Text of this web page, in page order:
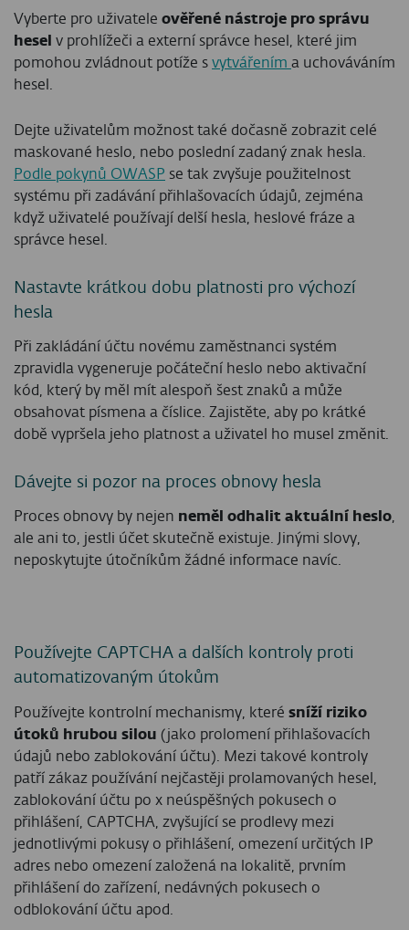
Vyberte pro uživatele ověřené nástroje pro správu
hesel v prohlížeči a externí správce hesel, které jim
pomohou zvládnout potíže s vytvářením a uchováváním
hesel.
Dejte uživatelům možnost také dočasně zobrazit celé
maskované heslo, nebo poslední zadaný znak hesla.
Podle pokynů OWASP se tak zvyšuje použitelnost
systému při zadávání přihlašovacích údajů, zejména
když uživatelé používají delší hesla, heslové fráze a
správce hesel.
Nastavte krátkou dobu platnosti pro výchozí
hesla
Při zakládání účtu novému zaměstnanci systém
zpravidla vygeneruje počáteční heslo nebo aktivační
kód, který by měl mít alespoň šest znaků a může
obsahovat písmena a číslice. Zajistěte, aby po krátké
době vypršela jeho platnost a uživatel ho musel změnit.
Dávejte si pozor na proces obnovy hesla
Proces obnovy by nejen neměl odhalit aktuální heslo,
ale ani to, jestli účet skutečně existuje. Jinými slovy,
neposkytujte útočníkům žádné informace navíc.
Používejte CAPTCHA a dalších kontroly proti
automatizovaným útokům
Používejte kontrolní mechanismy, které sníží riziko
útoků hrubou silou (jako prolomení přihlašovacích
údajů nebo zablokování účtu). Mezi takové kontroly
patří zákaz používání nejčastěji prolamovaných hesel,
zablokování účtu po x neúspěšných pokusech o
přihlášení, CAPTCHA, zvyšující se prodlevy mezi
jednotlivými pokusy o přihlášení, omezení určitých IP
adres nebo omezení založená na lokalitě, prvním
přihlášení do zařízení, nedávných pokusech o
odblokování účtu apod.